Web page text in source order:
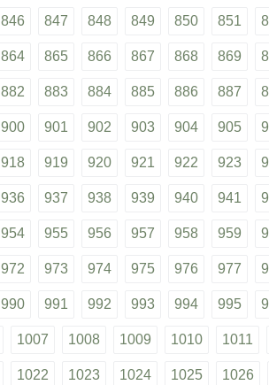
846 847 848 849 850 851
864 865 866 867 868 869
882 883 884 885 886 887
900 901 902 903 904 905
918 919 920 921 922 923
936 937 938 939 940 941
954 955 956 957 958 959
972 973 974 975 976 977
990 991 992 993 994 995
1007 1008 1009 1010 1011
1022 1023 1024 1025 1026